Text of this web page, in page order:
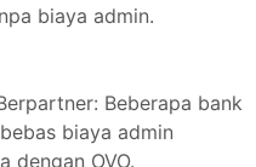
biaya admin.
Beberapa bank
biaya admin
dengan OVO.